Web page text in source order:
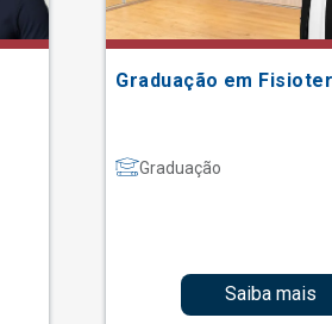
Graduação em
Graduação
Saiba mais